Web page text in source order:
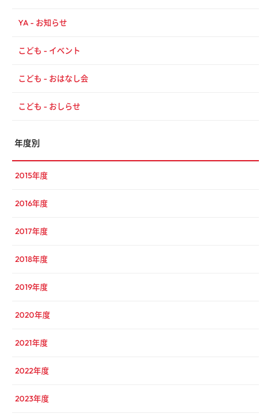
YA - お知らせ
こども - イベント
こども - おはなし会
こども - おしらせ
年度別
2015年度
2016年度
2017年度
2018年度
2019年度
2020年度
2021年度
2022年度
2023年度